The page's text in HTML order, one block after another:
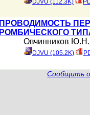
DJVU (112.3K)
ПРОВОДИМОСТЬ
РОМБИЧЕСКОГО
Овчинников Ю.Н.
DJVU (105.2K)
Сообщить о